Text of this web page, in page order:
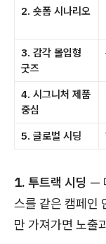
2. 숏폼 시나리오
3. 감각 몰입형
굿즈
4. 시그니처 제품
중심
5. 글로벌 시딩
1. 투트랙 시딩 —
스를 같은 캠페인
만 가져가면 노출